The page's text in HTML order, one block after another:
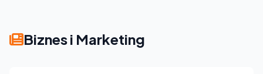
Biznes i Marketing